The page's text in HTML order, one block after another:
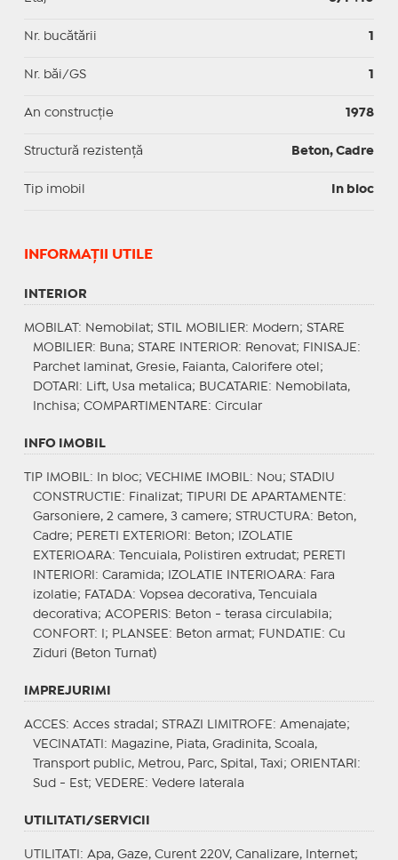
Nr. bucătării 1
Nr. băi/GS 1
An construcție 1978
Structură rezistență Beton, Cadre
Tip imobil In bloc
INFORMAŢII UTILE
INTERIOR
MOBILAT : Nemobilat; STIL MOBILIER: Modern; STARE
MOBILIER: Buna; STARE INTERIOR: Renovat; FINISAJE :
Parchet laminat, Gresie, Faianta, Calorifere otel;
DOTARI : Lift, Usa metalica; BUCATARIE : Nemobilata,
Inchisa; COMPARTIMENTARE : Circular
INFO IMOBIL
TIP IMOBIL : In bloc; VECHIME IMOBIL : Nou; STADIU
CONSTRUCTIE : Finalizat; TIPURI DE APARTAMENTE :
Garsoniere, 2 camere, 3 camere; STRUCTURA: Beton,
Cadre; PERETI EXTERIORI : Beton;
IZOLATIE
EXTERIOARA: Tencuiala, Polistiren extrudat; PERETI
INTERIORI : Caramida; IZOLATIE INTERIOARA: Fara
izolatie; FATADA: Vopsea decorativa, Tencuiala
decorativa; ACOPERIS: Beton - terasa circulabila;
CONFORT : I; PLANSEE : Beton armat; FUNDATIE : Cu
Ziduri (Beton Turnat)
IMPREJURIMI
ACCES: Acces stradal; STRAZI LIMITROFE : Amenajate;
VECINATATI : Magazine, Piata, Gradinita, Scoala,
Transport public, Metrou, Parc, Spital, Taxi; ORIENTARI :
Sud - Est; VEDERE : Vedere laterala
UTILITATI/SERVICII
UTILITATI : Apa, Gaze, Curent 220V, Canalizare, Internet;